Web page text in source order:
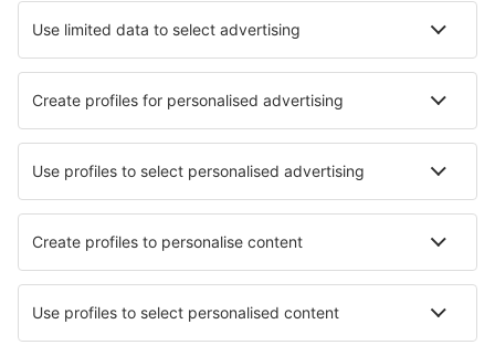
Hotels in Six-Fours-les-Plages
Die besten Hotels - Städte
Hotels in El Salto Hotels in Steubenville Hotels Jersore
Hotels in Cortaillod Hotels Hevring
Hotels in Sfântu Gheorghe în Delta Dunării